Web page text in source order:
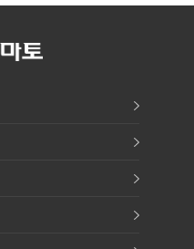
뒤집힐 땐